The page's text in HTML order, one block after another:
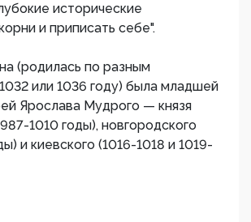
исторические
и приписать себе".
(родилась по разным
или 1036 году) была младшей
Ярослава Мудрого — князя
1010 годы), новгородского
и киевского (1016-1018 и 1019-